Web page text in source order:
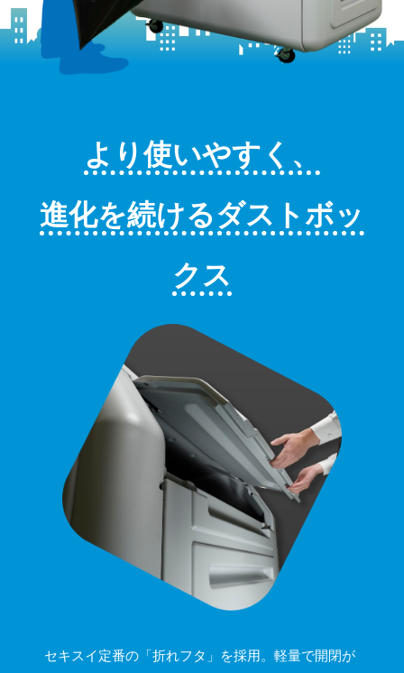
より使いやすく、
進化を続けるダストボッ
クス
セキスイ定番の「折れフタ」を採用。軽量で開閉が